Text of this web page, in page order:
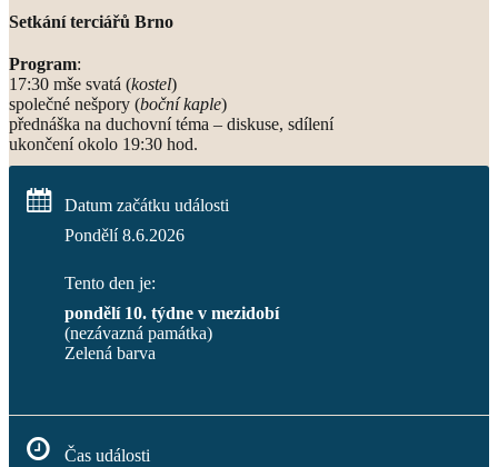
Setkání terciářů Brno
Program:
17:30 mše svatá (kostel)
společné nešpory (boční kaple)
přednáška na duchovní téma – diskuse, sdílení
ukončení okolo 19:30 hod.
Datum začátku události
Pondělí 8.6.2026
Tento den je:
pondělí 10. týdne v mezidobí
(nezávazná památka)
Zelená barva
Čas události